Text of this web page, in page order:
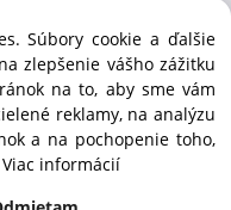
031 991
121 005
067
047
Súbory cookie a ďalšie
zlepšenie vášho zážitku
na to, aby sme vám
reklamy, na analýzu
a na pochopenie toho,
Viac informácií